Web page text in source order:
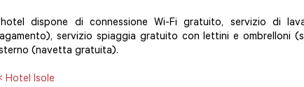
dispone di connessione Wi-Fi gratuito, servizio di
servizio spiaggia gratuito con lettini e ombrelloni
(navetta gratuita).
Hotel Isole